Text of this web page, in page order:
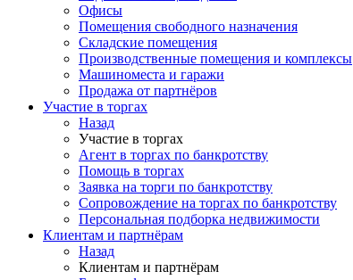
Офисы
Помещения свободного назначения
Складские помещения
Производственные помещения и комплексы
Машиноместа и гаражи
Продажа от партнёров
Участие в торгах
Назад
Участие в торгах
Агент в торгах по банкротству
Помощь в торгах
Заявка на торги по банкротству
Сопровождение на торгах по банкротству
Персональная подборка недвижимости
Клиентам и партнёрам
Назад
Клиентам и партнёрам